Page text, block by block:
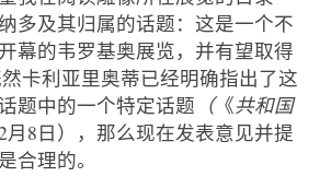
多及其归属的话题：这是一个不
幕的韦罗基奥展览，并有望取得
卡利亚里奥蒂已经明确指出了这
题中的一个特定话题 （《共和国
月8日），那么现在发表意见并提
合理的。